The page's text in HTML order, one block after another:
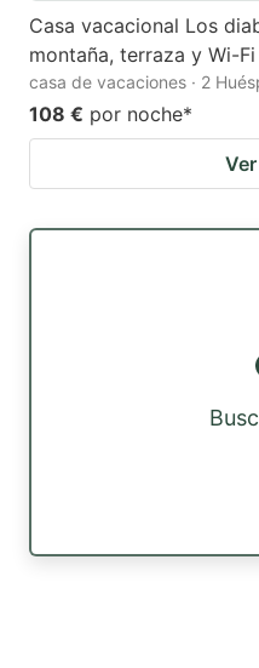
Casa vacacional Los
montaña, terraza y Wi-Fi
casa de vacaciones · 2
108 € por noche*